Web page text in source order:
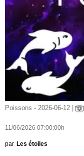
Poissons - 2026-06-12 |
11/06/2026 07:00:00h
par Les étoiles